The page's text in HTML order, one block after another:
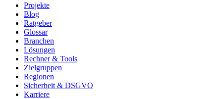
Projekte
Blog
Ratgeber
Glossar
Branchen
Lösungen
Rechner & Tools
Zielgruppen
Regionen
Sicherheit & DSGVO
Karriere